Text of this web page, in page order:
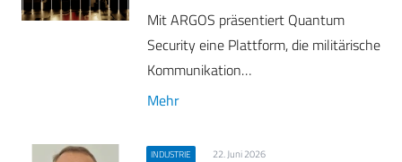
Mit ARGOS präsentiert Quantum
Security eine Plattform, die militärische
Kommunikation…
Mehr
INDUSTRIE 22. Juni 2026